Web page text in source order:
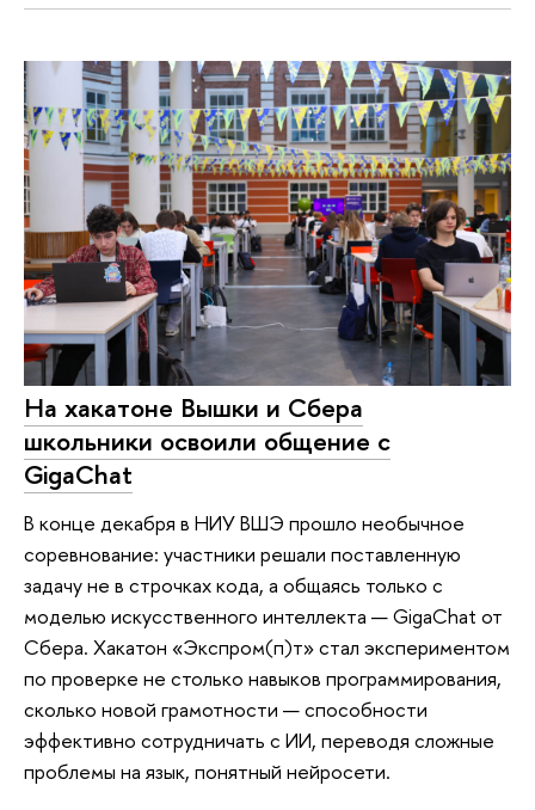
На хакатоне Вышки и Сбера
школьники освоили общение с
GigaChat
В конце декабря в НИУ ВШЭ прошло необычное
соревнование: участники решали поставленную
задачу не в строчках кода, а общаясь только с
моделью искусственного интеллекта — GigaChat от
Сбера. Хакатон «Экспром(п)т» стал экспериментом
по проверке не столько навыков программирования,
сколько новой грамотности — способности
эффективно сотрудничать с ИИ, переводя сложные
проблемы на язык, понятный нейросети.